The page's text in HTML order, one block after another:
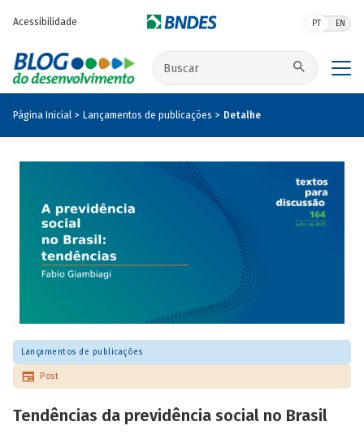
Acessibilidade PT EN
Buscar no site
Página Inicial Lançamentos de publicações Detalhe
Lançamentos de publicações
Post
Tendências da previdência social no Brasil